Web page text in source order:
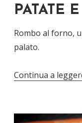
PATATE
Rombo al forno,
palato.
Continua a